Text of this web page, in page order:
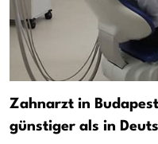
Zahnarzt in
günstiger als in